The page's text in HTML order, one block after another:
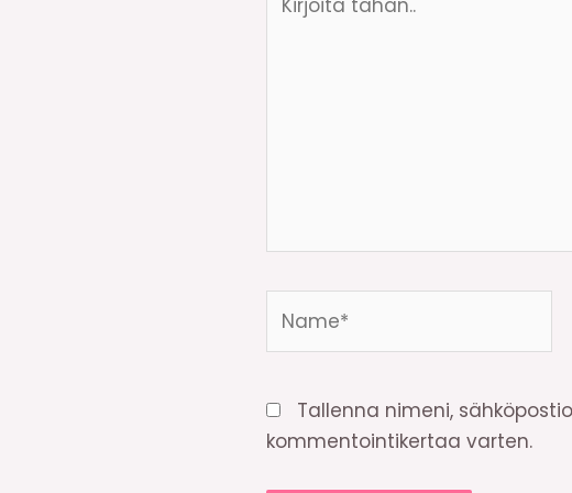
tähän..
Tallenna nimeni,
kommentointikertaa varten.